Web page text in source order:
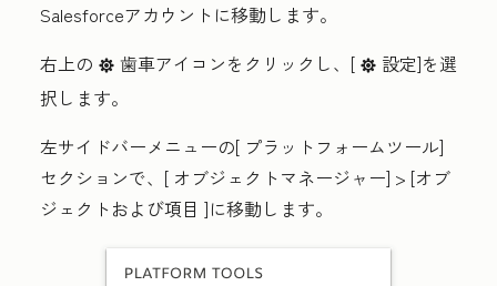
Salesforceアカウントに移動します。
右上の settings 歯車アイコンをクリックし、[ settings 設定]を選
択します。
左サイドバーメニューの[ プラットフォームツール]
セクションで、[ オブジェクトマネージャー] > [オブ
ジェクトおよび項目 ]に移動します。